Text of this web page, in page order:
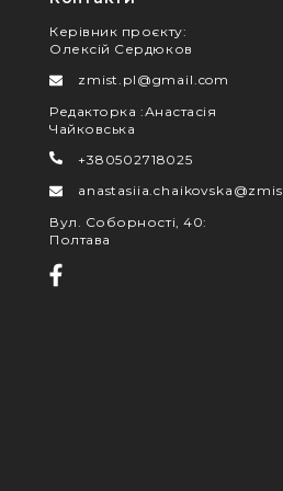
Керівник проєкту:
Олексій Сердюков
zmist.pl@gmail.com
Редакторка :Анастасія
Чайковська
+380502718025
Вул. Соборності, 40:
Полтава